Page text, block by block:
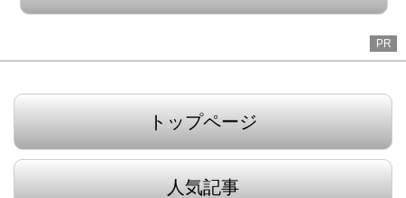
PR
トップページ
人気記事